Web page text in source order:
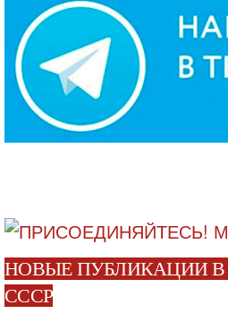
НОВЫЕ ПУБЛИКАЦИИ В
СССР